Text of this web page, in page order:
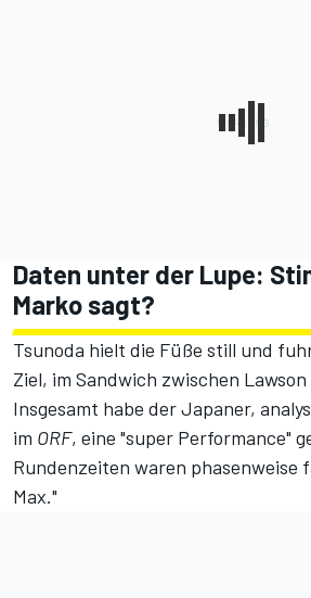
Daten unter der Lupe:
Marko sagt?
Tsunoda hielt die Füße still und
Ziel, im Sandwich zwischen
Insgesamt habe der Japaner,
im ORF, eine "super Performance"
Rundenzeiten waren phasenweise
Max."